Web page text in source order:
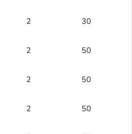
2 30
2 50
2 50
2 50